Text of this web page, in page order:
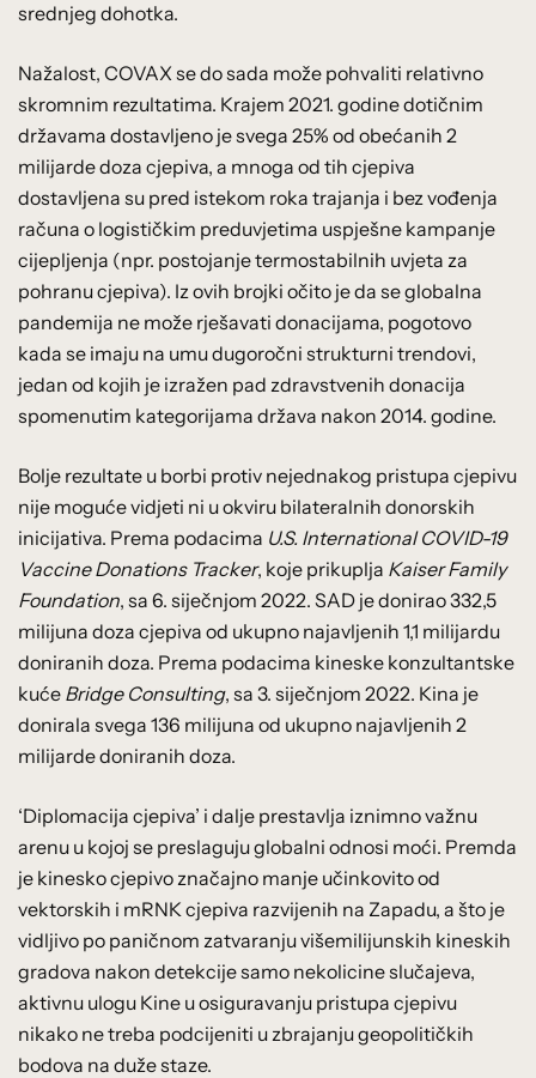
srednjeg dohotka.
Nažalost, COVAX se do sada može pohvaliti relativno
skromnim rezultatima. Krajem 2021. godine dotičnim
državama dostavljeno je svega 25% od obećanih 2
milijarde doza cjepiva, a mnoga od tih cjepiva
dostavljena su pred istekom roka trajanja i bez vođenja
računa o logističkim preduvjetima uspješne kampanje
cijepljenja (npr. postojanje termostabilnih uvjeta za
pohranu cjepiva). Iz ovih brojki očito je da se globalna
pandemija ne može rješavati donacijama, pogotovo
kada se imaju na umu dugoročni strukturni trendovi,
jedan od kojih je izražen pad zdravstvenih donacija
spomenutim kategorijama država nakon 2014. godine.
Bolje rezultate u borbi protiv nejednakog pristupa cjepivu
nije moguće vidjeti ni u okviru bilateralnih donorskih
inicijativa. Prema podacima U.S. International COVID-19
Vaccine Donations Tracker, koje prikuplja Kaiser Family
Foundation, sa 6. siječnjom 2022. SAD je donirao 332,5
milijuna doza cjepiva od ukupno najavljenih 1,1 milijardu
doniranih doza. Prema podacima kineske konzultantske
kuće Bridge Consulting, sa 3. siječnjom 2022. Kina je
donirala svega 136 milijuna od ukupno najavljenih 2
milijarde doniranih doza.
‘Diplomacija cjepiva’ i dalje prestavlja iznimno važnu
arenu u kojoj se preslaguju globalni odnosi moći. Premda
je kinesko cjepivo značajno manje učinkovito od
vektorskih i mRNK cjepiva razvijenih na Zapadu, a što je
vidljivo po paničnom zatvaranju višemilijunskih kineskih
gradova nakon detekcije samo nekolicine slučajeva,
aktivnu ulogu Kine u osiguravanju pristupa cjepivu
nikako ne treba podcijeniti u zbrajanju geopolitičkih
bodova na duže staze.